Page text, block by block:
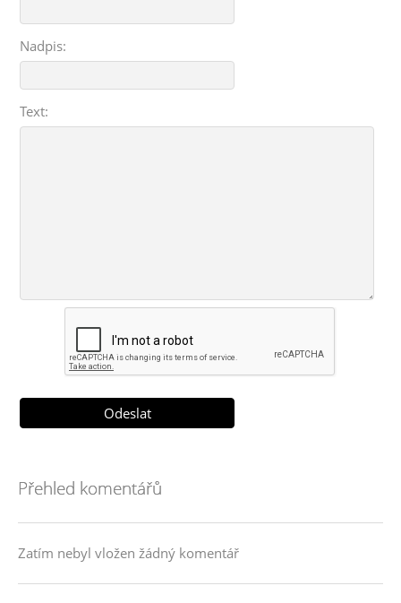
Nadpis:
Text:
Přehled komentářů
Zatím nebyl vložen žádný komentář